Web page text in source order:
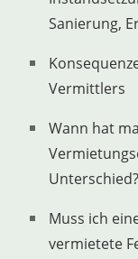
Sanierung,
Vermittlers
Wann hat
Unterschied?
Muss ich
vermietete